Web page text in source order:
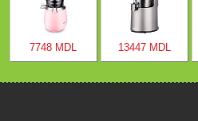
7748 MDL 13447 MDL